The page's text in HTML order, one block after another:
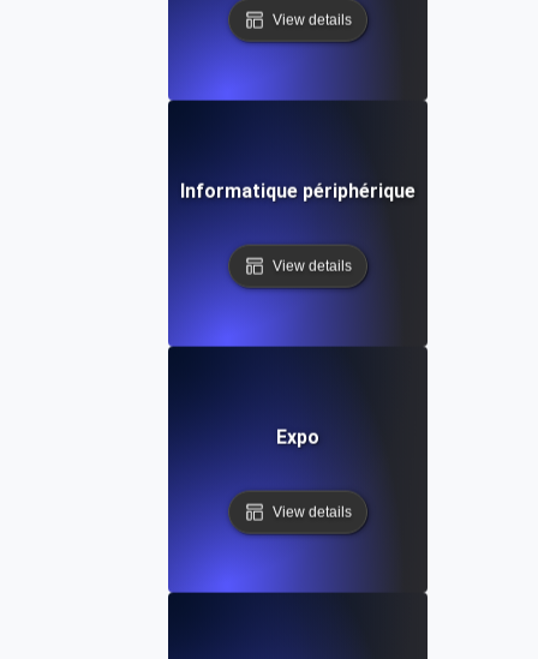
View details
Informatique périphérique
View details
Expo
View details